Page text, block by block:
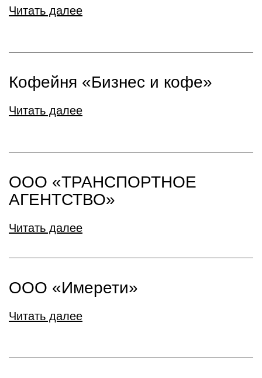
Читать далее
Кофейня «Бизнес и кофе»
Читать далее
ООО «ТРАНСПОРТНОЕ
АГЕНТСТВО»
Читать далее
ООО «Имерети»
Читать далее